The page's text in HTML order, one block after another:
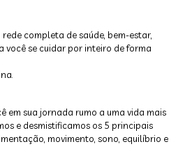
completa de saúde, bem-estar,
você se cuidar por inteiro de forma
em sua jornada rumo a uma vida mais
e desmistificamos os 5 principais
movimento, sono, equilíbrio e